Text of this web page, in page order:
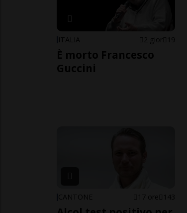
ITALIA 2 gior 19
È morto Francesco
Guccini
CANTONE 17 ore 143